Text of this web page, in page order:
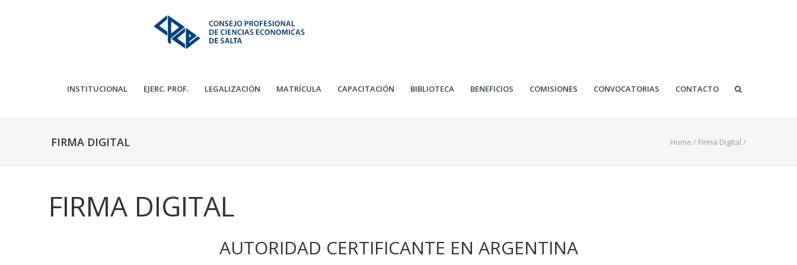
INSTITUCIONAL EJERC. PROF. LEGALIZACIÓN MATRÍCULA CAPACITACIÓN BIBLIOTECA BENEFICIOS COMISIONES CONVOCATORIAS CONTACTO
FIRMA DIGITAL Home / Firma Digital /
FIRMA DIGITAL
AUTORIDAD CERTIFICANTE EN ARGENTINA